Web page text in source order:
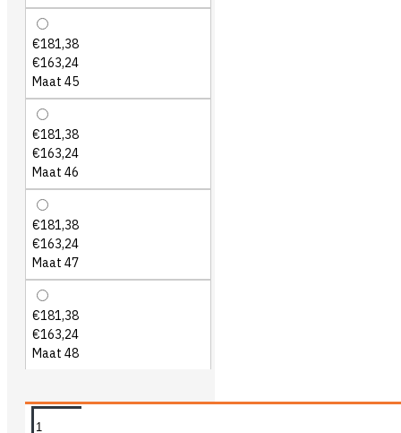
€181,38
€163,24
Maat 45
€181,38
€163,24
Maat 46
€181,38
€163,24
Maat 47
€181,38
€163,24
Maat 48